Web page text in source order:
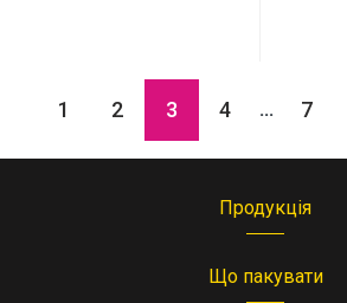
1 2 3 4 ... 7
Продукція
Що пакувати